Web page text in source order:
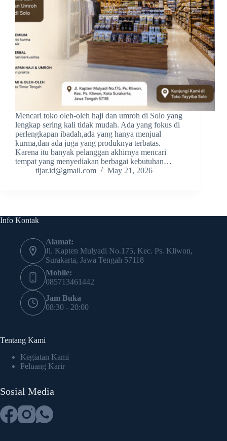
Mencari toko oleh-oleh haji dan umroh di Solo yang
lengkap sering kali tidak mudah. Ada yang fokus di
perlengkapan ibadah,ada yang hanya menjual
kurma,dan ada juga yang produknya terbatas.
Karena itu banyak pelanggan akhirnya mencari
tempat yang menyediakan berbagai kebutuhan…
tijar.id@gmail.com
May 21, 2026
Info Kontak
Alamat:
Jl. Kapten Mulyadi No.175, Kec. Ps. Kliwon,
Surakarta, Jawa Tengah 57118
Mobile:
085713461442
Jam Buka
08:30 - 20:00
Tentang Kami
Kegiatan Kami
Peluang Karir
Sosial Media